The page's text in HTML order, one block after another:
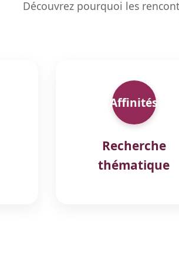
Découvrez pourquoi les
Affinités
Recherche
thématique